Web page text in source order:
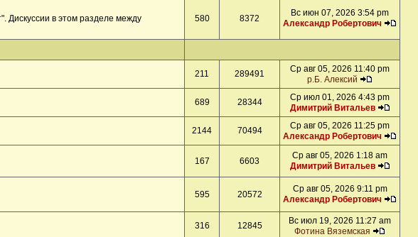
Дискуссии в этом разделе между
580 8372
Вс июн 07, 2026 3:54 pm
Александр Робертович
211 289491
Ср авг 05, 2026 11:40 pm
р.Б. Алексий
689 28344
Ср июл 01, 2026 4:43 pm
Димитрий Витальев
2144 70494
Ср авг 05, 2026 11:25 pm
Александр Робертович
167 6603
Ср авг 05, 2026 1:18 am
Димитрий Витальев
595 20572
Ср авг 05, 2026 9:11 pm
Александр Робертович
316 12845
Вс июл 19, 2026 11:27 am
Фотина Вяземская